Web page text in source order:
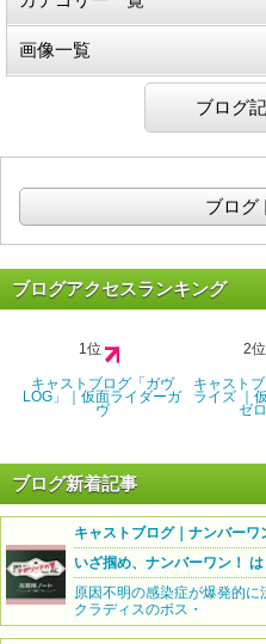
画像一覧
ブログ
ブログ
ブログアクセスランキング
1位
キャストブログ「ガヴ
LOG」｜仮面ライダーガ
ヴ
2位
キャスト
ライズ ｜
ゼ
ブログ新着記事
キャストブログ｜ナンバー
いざ掴め、ナンバーワン！
原因不明の感染症が爆発的
クラディスのボス・